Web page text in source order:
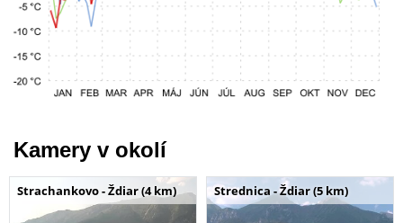
Kamery v okolí
Strachankovo - Ždiar (4 km) Strednica - Ždiar (5 km)